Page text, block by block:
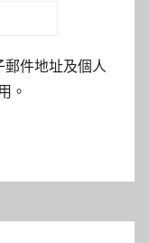
郵件地址及個人
。